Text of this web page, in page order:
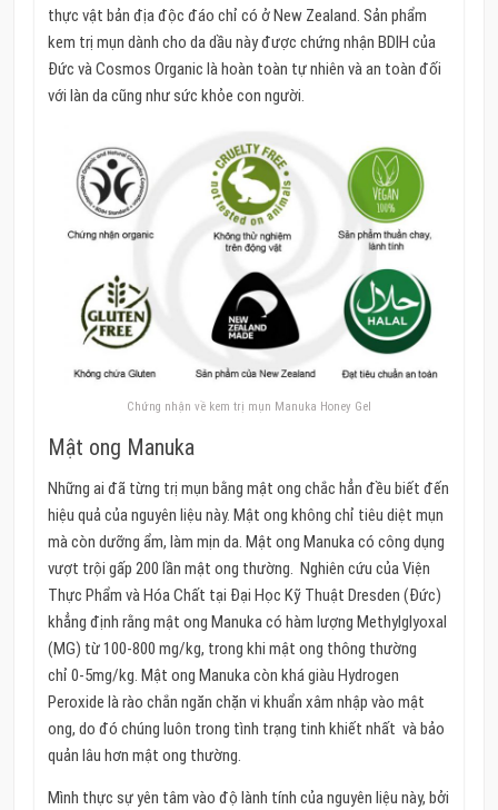
thực vật bản địa độc đáo chỉ có ở New Zealand. Sản phẩm
kem trị mụn dành cho da dầu này được chứng nhận BDIH của
Đức và Cosmos Organic là hoàn toàn tự nhiên và an toàn đối
với làn da cũng như sức khỏe con người.
Chứng nhận về kem trị mụn Manuka Honey Gel
Mật ong Manuka
Những ai đã từng trị mụn bằng mật ong chắc hẳn đều biết đến
hiệu quả của nguyên liệu này. Mật ong không chỉ tiêu diệt mụn
mà còn dưỡng ẩm, làm mịn da. Mật ong Manuka có công dụng
vượt trội gấp 200 lần mật ong thường. Nghiên cứu củaViện
Thực Phẩm và Hóa Chất tại Đại Học Kỹ Thuật Dresden (Đức)
khẳng định rằng mật ong Manuka có hàm lượng Methylglyoxal
(MG) từ 100-800 mg/kg, trong khi mật ong thông thường
chỉ 0-5mg/kg. Mật ong Manuka còn khá giàu Hydrogen
Peroxide là rào chắn ngăn chặn vi khuẩn xâm nhập vào mật
ong, do đó chúng luôn trong tình trạng tinh khiết nhất và bảo
quản lâu hơn mật ong thường.
Mình thực sự yên tâm vào độ lành tính của nguyên liệu này, bởi